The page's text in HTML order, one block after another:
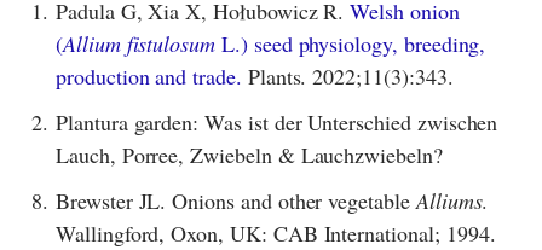
1. Padula G, Xia X, Hołubowicz R.Welsh onion
(Allium fistulosum L.) seed physiology, breeding,
production and trade. Plants. 2022;11(3):343.
2. Plantura garden: Was ist der Unterschied zwischen
Lauch, Porree, Zwiebeln & Lauchzwiebeln?
8. Brewster JL. Onions and other vegetableAlliums.
Wallingford, Oxon, UK: CAB International; 1994.